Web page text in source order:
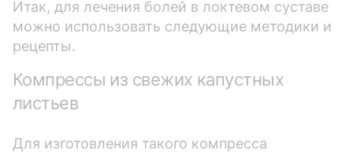
Итак, для лечения болей в локтевом суставе
можно использовать следующие методики и
рецепты.
Компрессы из свежих капустных
листьев
Для изготовления такого компресса